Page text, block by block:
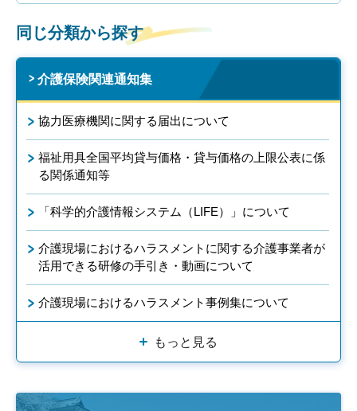
同じ分類から探す
介護保険関連通知集
協力医療機関に関する届出について
福祉用具全国平均貸与価格・貸与価格の上限公表に係
る関係通知等
「科学的介護情報システム（LIFE）」について
介護現場におけるハラスメントに関する介護事業者が
活用できる研修の手引き・動画について
介護現場におけるハラスメント事例集について
もっと見る